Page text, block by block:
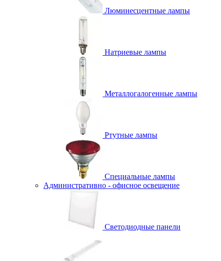
Люминесцентные лампы
Натриевые лампы
Металлогалогенные лампы
Ртутные лампы
Специальные лампы
Административно - офисное освещение
Светодиодные панели